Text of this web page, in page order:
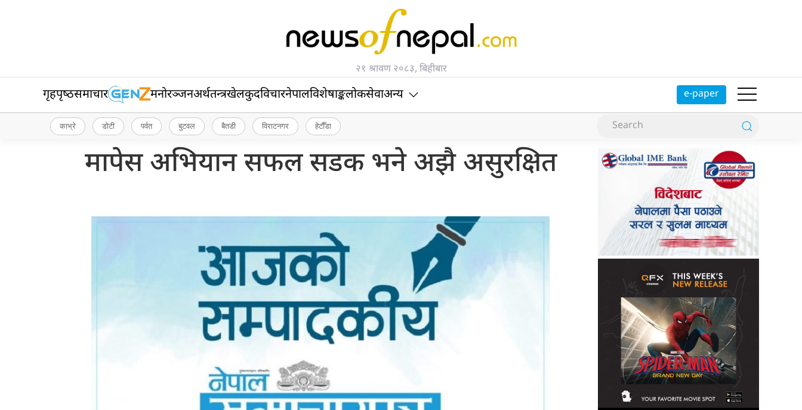
२१ श्रावण २०८३, बिहीबार
गृहपृष्‍ठसमाचार मनोरञ्जनअर्थतन्त्रखेलकुदविचारनेपालविशेषाङ्कलोकसेवाअन्य e-paper
काभ्रे डोटी पर्वत बुटवल बैतडी विराटनगर हेटौँडा
मापेस अभियान सफल सडक भने अझै असुरक्षित